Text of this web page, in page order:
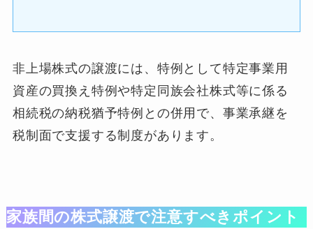
非上場株式の譲渡には、特例として特定事業用
資産の買換え特例や特定同族会社株式等に係る
相続税の納税猶予特例との併用で、事業承継を
税制面で支援する制度があります。
家族間の株式譲渡で注意すべきポイント